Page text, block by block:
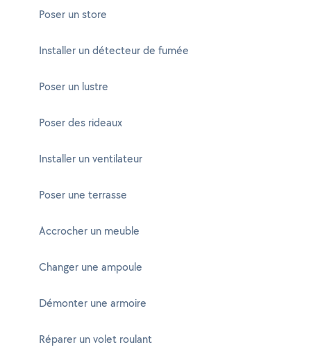
Poser un store
Installer un détecteur de fumée
Poser un lustre
Poser des rideaux
Installer un ventilateur
Poser une terrasse
Accrocher un meuble
Changer une ampoule
Démonter une armoire
Réparer un volet roulant